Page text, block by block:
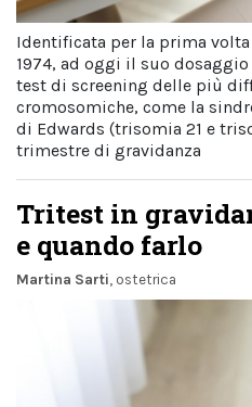
Identificata per la prima
1974, ad oggi il suo
test di screening delle più
cromosomiche, come la
di Edwards (trisomia 21 e
trimestre di gravidanza
Tritest in
e quando farlo
Martina Sarti , ostetrica